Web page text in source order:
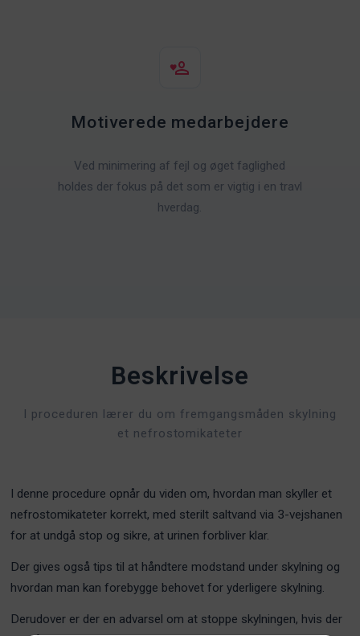
Motiverede medarbejdere
Ved minimering af fejl og øget faglighed
holdes der fokus på det som er vigtig i en travl
hverdag.
Beskrivelse
I proceduren lærer du om fremgangsmåden skylning
et nefrostomikateter
I denne procedure opnår du viden om, hvordan man skyller et
nefrostomikateter korrekt, med sterilt saltvand via 3-vejshanen
for at undgå stop og sikre, at urinen forbliver klar.
Der gives også tips til at håndtere modstand under skylning og
hvordan man kan forebygge behovet for yderligere skylning.
Derudover er der en advarsel om at stoppe skylningen, hvis der